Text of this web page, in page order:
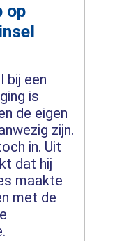
op
bij een
is
de eigen
zijn.
in. Uit
dat hij
maakte
met de